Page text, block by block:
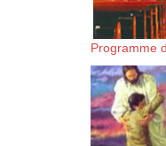
Programme